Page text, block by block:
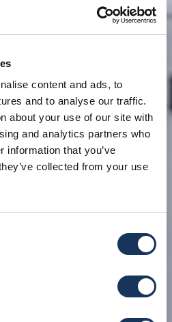
content and ads, to
and to analyse our traffic.
about your use of our site with
and analytics partners who
information that you’ve
collected from your use